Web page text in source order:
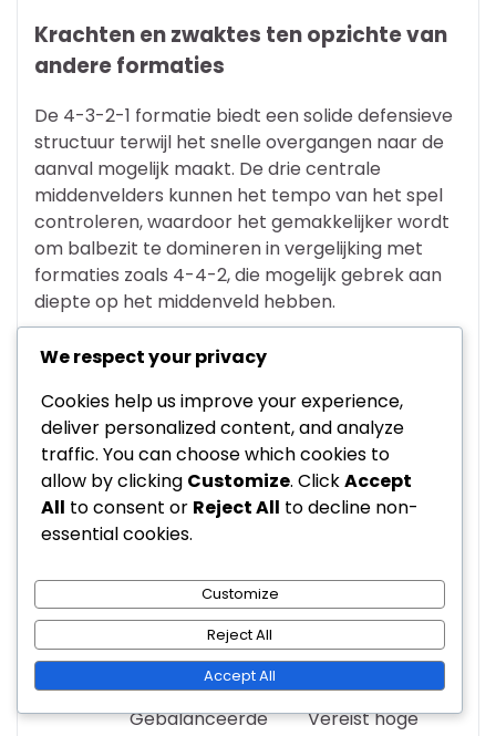
Krachten en zwaktes ten opzichte van
andere formaties
De 4-3-2-1 formatie biedt een solide defensieve
structuur terwijl het snelle overgangen naar de
aanval mogelijk maakt. De drie centrale
middenvelders kunnen het tempo van het spel
controleren, waardoor het gemakkelijker wordt
om balbezit te domineren in vergelijking met
formaties zoals 4-4-2, die mogelijk gebrek aan
diepte op het middenveld hebben.
Echter, de 4-3-2-1 kan kwetsbaar zijn voor
tegenaanvallen als de vleugelverdedigers te ver
naar voren duwen. Dit risico is minder
uitgesproken in formaties die een meer
conservatieve vorm behouden, zoals 4-2-3-1, die
extra defensieve dekking biedt.
Formatie
Krachten Zwaktes
4-3-2-1
middenveld, snelle
overgangen
tegenaanvallen
4-4-2 Defensieve soliditeitaanwezigheid op
het middenveld
Gebalanceerde
Vereist hoge
We respect your privacy
Cookies help us improve your experience,
deliver personalized content, and analyze
traffic. You can choose which cookies to
allow by clicking Customize. ClickAccept
All to consent or Reject All to decline non-
essential cookies.
Customize
Reject All
Accept All